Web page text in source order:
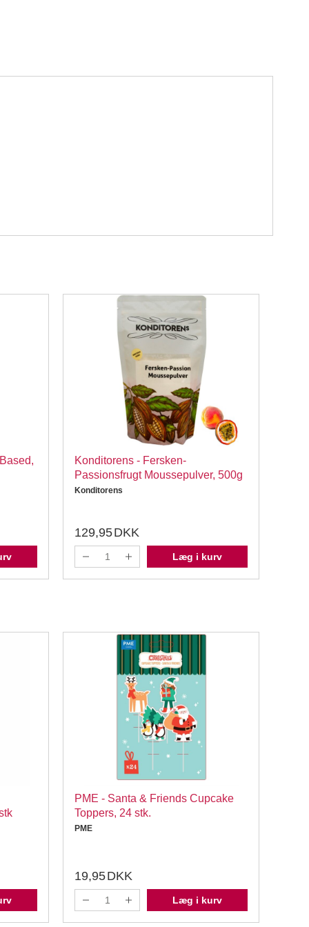
Konditorens - Fersken-
Passionsfrugt Moussepulver, 500g
Konditorens
129,95DKK
Læg i kurv
PME - Santa & Friends Cupcake
Toppers, 24 stk.
PME
19,95DKK
Læg i kurv